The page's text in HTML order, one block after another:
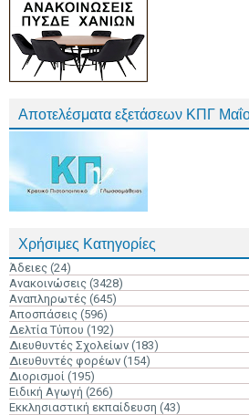
Αποτελέσματα εξετάσεων ΚΠΓ
Χρήσιμες Κατηγορίες
Άδειες (24)
Ανακοινώσεις (3428)
Αναπληρωτές (645)
Αποσπάσεις (596)
Δελτία Τύπου (192)
Διευθυντές Σχολείων (183)
Διευθυντές φορέων (154)
Διορισμοί (195)
Ειδική Αγωγή (266)
Εκκλησιαστική εκπαίδευση (43)